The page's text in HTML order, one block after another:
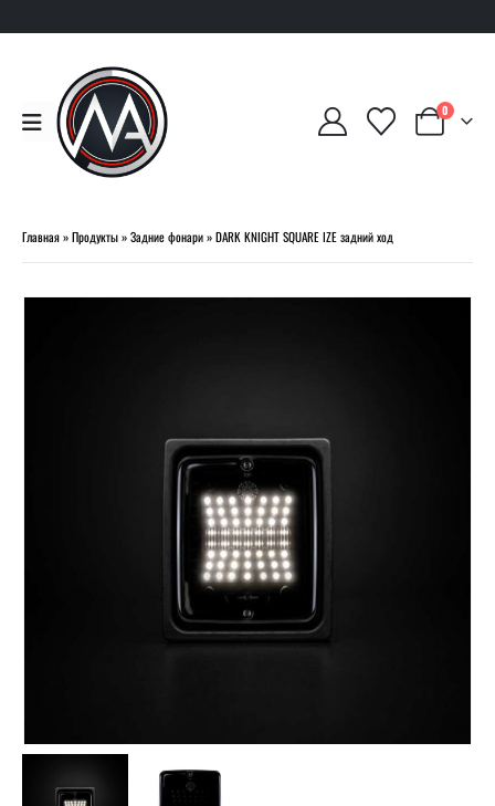
0
Главная»Продукты»Задние фонари»DARK KNIGHT SQUARE IZE задний ход